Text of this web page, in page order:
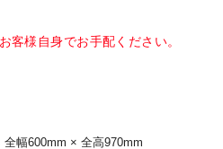
客様自身でお手配ください。
全幅600mm × 全高970mm